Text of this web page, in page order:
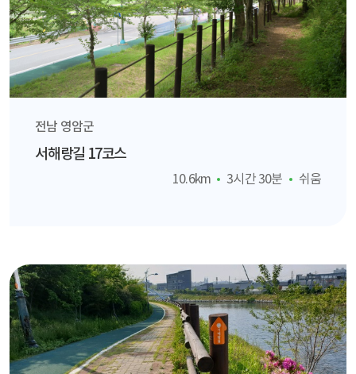
전남 영암군
서해랑길 17코스
10.6km 3시간 30분 쉬움